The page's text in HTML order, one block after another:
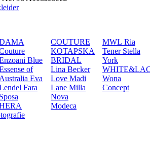
Blue
of
Eva
Fara
Sposa
COUTURE
KOTAPSKA
BRIDAL
Lina Becker
Love Madi
Lane Milla
Nova
Modeca
MWL Ria
Tener Stella
York
Wona
Concept